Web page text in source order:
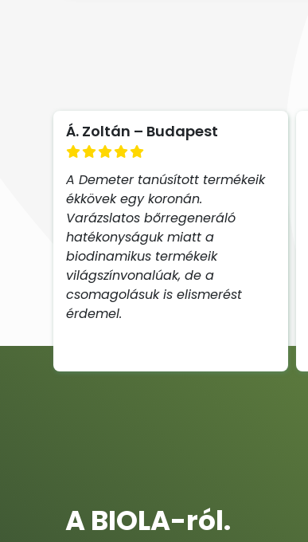
Á. Zoltán – Budapest
A Demeter tanúsított termékeik
ékkövek egy koronán.
Varázslatos bőrregeneráló
hatékonyságuk miatt a
biodinamikus termékeik
világszínvonalúak, de a
csomagolásuk is elismerést
érdemel.
A BIOLA-ról.